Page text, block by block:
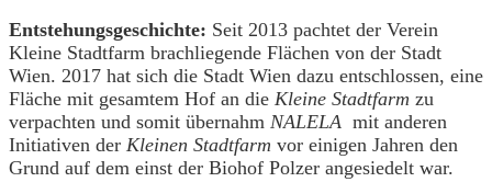
Entstehungsgeschichte: Seit 2013 pachtet der Verein
Kleine Stadtfarm brachliegende Flächen von der Stadt
Wien. 2017 hat sich die Stadt Wien dazu entschlossen, eine
Fläche mit gesamtem Hof an die Kleine Stadtfarm zu
verpachten und somit übernahm NALELA mit anderen
Initiativen der Kleinen Stadtfarm vor einigen Jahren den
Grund auf dem einst der Biohof Polzer angesiedelt war.